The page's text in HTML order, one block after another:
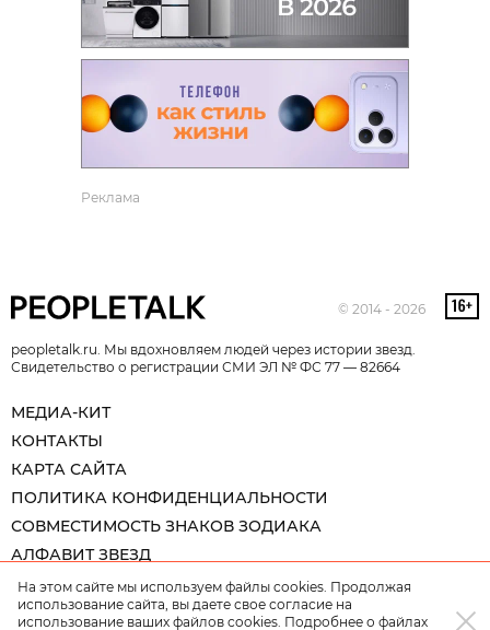
Реклама
© 2014 - 2026
peopletalk.ru. Мы вдохновляем людей через истории звезд.
Свидетельство о регистрации СМИ ЭЛ № ФС 77 — 82664
МЕДИА-КИТ
КОНТАКТЫ
КАРТА САЙТА
ПОЛИТИКА КОНФИДЕНЦИАЛЬНОСТИ
СОВМЕСТИМОСТЬ ЗНАКОВ ЗОДИАКА
АЛФАВИТ ЗВЕЗД
На этом сайте мы используем файлы cookies. Продолжая
использование сайта, вы даете свое согласие на
использование ваших файлов cookies. Подробнее о файлах